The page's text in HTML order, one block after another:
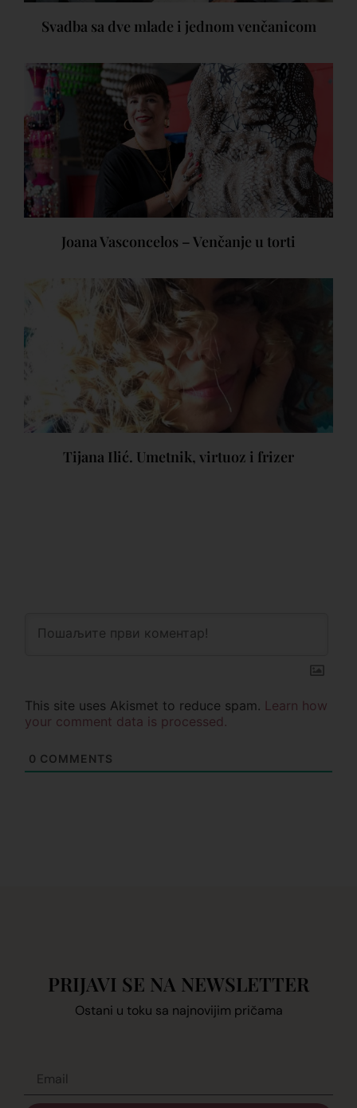
Svadba sa dve mlade i jednom venčanicom
Joana Vasconcelos – Venčanje u torti
Tijana Ilić. Umetnik, virtuoz i frizer
This site uses Akismet to reduce spam. Learn how
your comment data is processed.
0 COMMENTS
PRIJAVI SE NA NEWSLETTER
Ostani u toku sa najnovijim pričama